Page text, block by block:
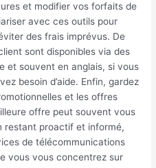
et modifier vos forfaits de
avec ces outils pour
des frais imprévus. De
sont disponibles via des
et souvent en anglais, si vous
besoin d’aide. Enfin, gardez
et les offres
offre peut souvent vous
restant proactif et informé,
de télécommunications
vous vous concentrez sur